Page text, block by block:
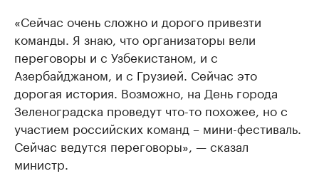
«Сейчас очень сложно и дорого привезти
команды. Я знаю, что организаторы вели
переговоры и с Узбекистаном, и с
Азербайджаном, и с Грузией. Сейчас это
дорогая история. Возможно, на День города
Зеленоградска проведут что-то похожее, но с
участием российских команд – мини-фестиваль.
Сейчас ведутся переговоры», — сказал
министр.